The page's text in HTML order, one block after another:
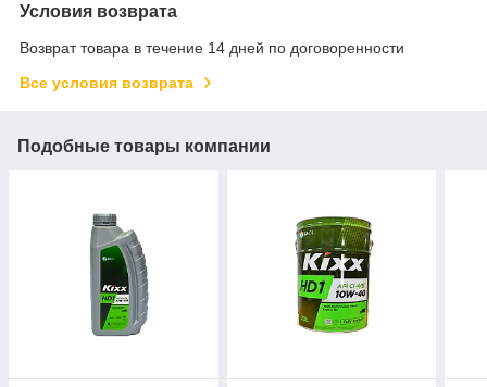
Условия возврата
Возврат товара в течение 14 дней по договоренности
Все условия возврата
Подобные товары компании